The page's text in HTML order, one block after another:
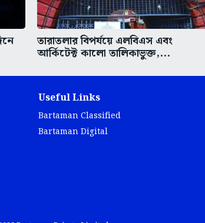
তারাতলার বিপর্যয়ে এলবিএস এবং
আর্কিটেক্ট কালো তালিকাভুক্ত,...
Useful Links
Bartaman Classified
Bartaman Digital